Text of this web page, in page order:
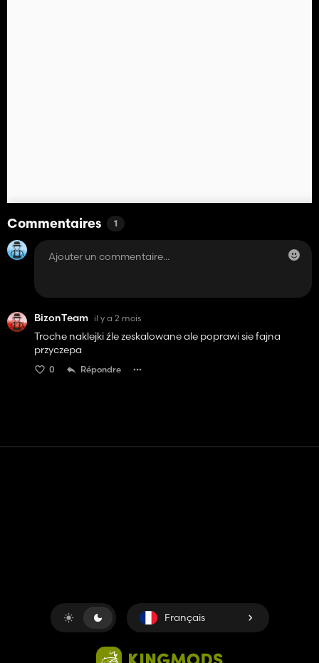
Commentaires 1
BizonTeam il y a 2 mois
Troche naklejki źle zeskalowane ale poprawi sie fajna
przyczepa
0 Répondre
Français